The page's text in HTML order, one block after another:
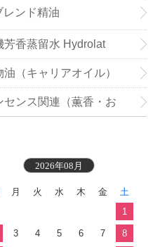
- (ドイツ薬局方準拠精
レンド精油
芳香蒸留水 Hydrolat
油（キャリアオイル）
センス関連（薫香・お
2026年08月
月 火 水 木 金
土
1
3 4 5 6 7 8